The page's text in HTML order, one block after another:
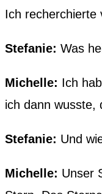
Ich recherchierte
Stefanie: Was
Michelle: Ich
ich dann wusste,
Stefanie: Und
Michelle: Unser